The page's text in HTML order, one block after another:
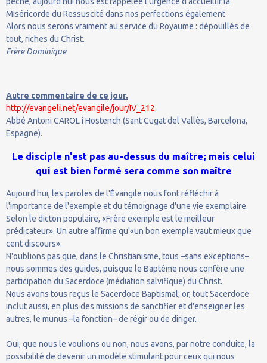
Miséricorde du Ressuscité dans nos perfections également.
Alors nous serons vraiment au service du Royaume : dépouillés de
tout, riches du Christ.
Frère Dominique
Autre commentaire de ce jour.
http://evangeli.net/evangile/jour/IV_212
Abbé Antoni CAROL i Hostench (Sant Cugat del Vallès, Barcelona,
Espagne).
Le disciple n'est pas au-dessus du maître; mais celui
qui est bien formé sera comme son maître
Aujourd'hui, les paroles de l'Évangile nous font réfléchir à
l'importance de l'exemple et du témoignage d'une vie exemplaire.
Selon le dicton populaire, «Frère exemple est le meilleur
prédicateur». Un autre affirme qu'«un bon exemple vaut mieux que
cent discours».
N'oublions pas que, dans le Christianisme, tous –sans exceptions–
nous sommes des guides, puisque le Baptême nous confère une
participation du Sacerdoce (médiation salvifique) du Christ.
Nous avons tous reçus le Sacerdoce Baptismal; or, tout Sacerdoce
inclut aussi, en plus des missions de sanctifier et d'enseigner les
autres, le munus –la fonction– de régir ou de diriger.
Oui, que nous le voulions ou non, nous avons, par notre conduite, la
possibilité de devenir un modèle stimulant pour ceux qui nous